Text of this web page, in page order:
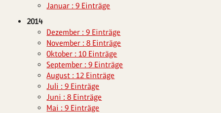
Januar : 9 Einträge
2014
Dezember : 9 Einträge
November : 8 Einträge
Oktober : 10 Einträge
September : 9 Einträge
August : 12 Einträge
Juli : 9 Einträge
Juni : 8 Einträge
Mai : 9 Einträge